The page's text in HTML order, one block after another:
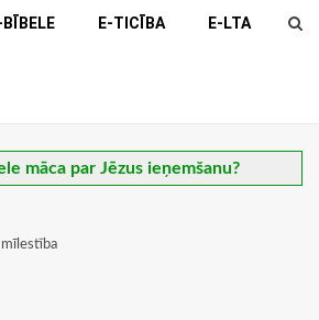
BĪBELE E-TICĪBA E-LTA
māca par Jēzus ieņemšanu?